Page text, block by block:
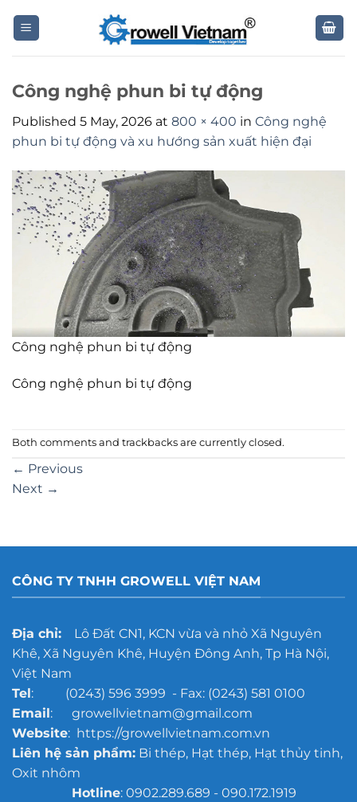
Công nghệ phun bi tự động
Published 5 May, 2026 at 800 × 400 in Công nghệ
phun bi tự động và xu hướng sản xuất hiện đại
Công nghệ phun bi tự động
Công nghệ phun bi tự động
Both comments and trackbacks are currently closed.
← Previous
Next →
CÔNG TY TNHH GROWELL VIỆT NAM
Địa chỉ:Lô Đất CN1, KCN vừa và nhỏ Xã Nguyên
Khê, Xã Nguyên Khê, Huyện Đông Anh, Tp Hà Nội,
Việt Nam
Tel: (0243) 596 3999 - Fax: (0243) 581 0100
Email: growellvietnam@gmail.com
Website: https://growellvietnam.com.vn
Liên hệ sản phẩm:Bi thép, Hạt thép, Hạt thủy tinh,
Oxit nhôm
Hotline: 0902.289.689 - 090.172.1919